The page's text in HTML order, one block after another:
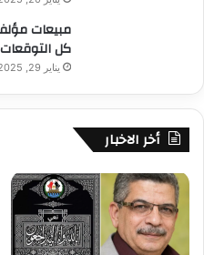
مبيعات
كل التوقعات
يناير 29, 2025
أخر الاخبار